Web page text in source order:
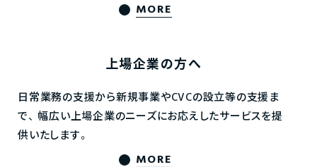
MORE
上場企業の方へ
日常業務の支援から新規事業やCVCの設立等の支援ま
で、 幅広い上場企業のニーズにお応えしたサービスを提
供いたします。
MORE